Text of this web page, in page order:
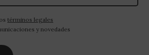
términos legales
y novedades